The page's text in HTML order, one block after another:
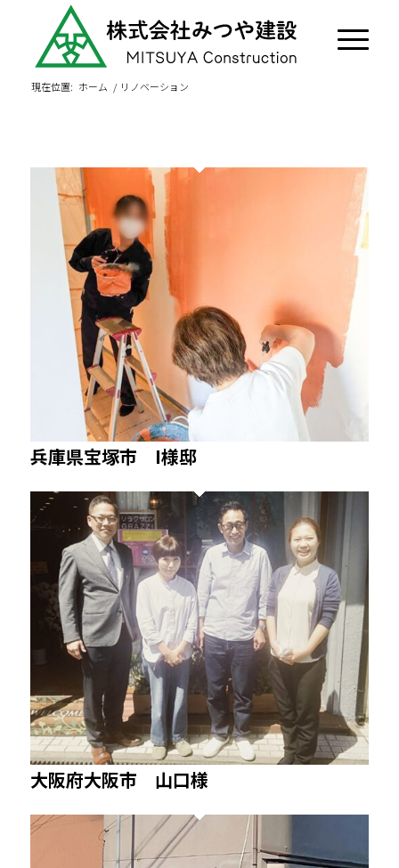
現在位置: ホーム / リノベーション
兵庫県宝塚市 I様邸
大阪府大阪市 山口様